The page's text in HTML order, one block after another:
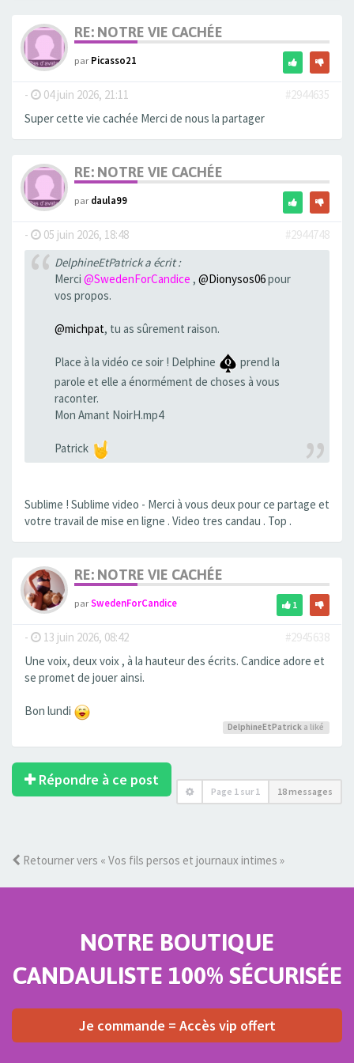
RE: NOTRE VIE CACHÉE
parPicasso21
- 04 juin 2026, 21:11
#2944635
Super cette vie cachée Merci de nous la partager
RE: NOTRE VIE CACHÉE
pardaula99
- 05 juin 2026, 18:48
#2944748
DelphineEtPatrick a écrit :
Merci @SwedenForCandice , @Dionysos06pour
vos propos.
@michpat, tu as sûrement raison.
Place à la vidéo ce soir ! Delphine
prend la
parole et elle a énormément de choses à vous
raconter.
Mon Amant NoirH.mp4
Patrick
Sublime ! Sublime video - Merci à vous deux pour ce partage et
votre travail de mise en ligne . Video tres candau . Top .
RE: NOTRE VIE CACHÉE
parSwedenForCandice 1
- 13 juin 2026, 08:42
#2945638
Une voix, deux voix , à la hauteur des écrits. Candice adore et
se promet de jouer ainsi.
Bon lundi
DelphineEtPatrick a liké
Répondre à ce post
Page 1 sur 1 18 messages
Retourner vers « Vos fils persos et journaux intimes »
NOTRE BOUTIQUE
CANDAULISTE 100% SÉCURISÉE
Je commande = Accès vip offert